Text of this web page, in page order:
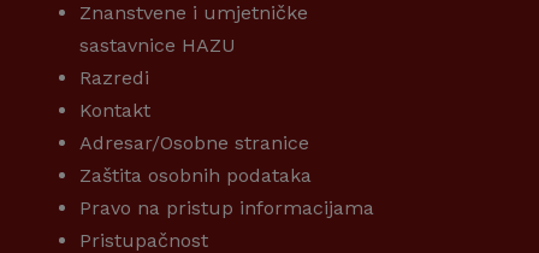
Znanstvene i umjetničke
sastavnice HAZU
Razredi
Kontakt
Adresar/Osobne stranice
Zaštita osobnih podataka
Pravo na pristup informacijama
Pristupačnost